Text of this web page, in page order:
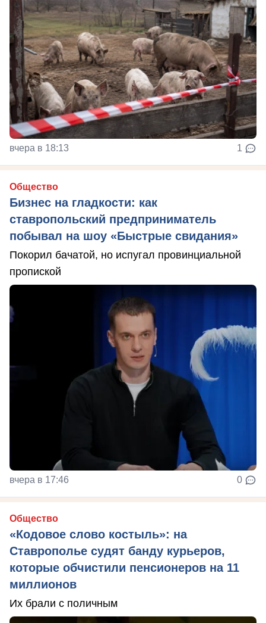
вчера в 18:13 1
Общество
Бизнес на гладкости: как
ставропольский предприниматель
побывал на шоу «Быстрые свидания»
Покорил бачатой, но испугал провинциальной
пропиской
вчера в 17:46 0
Общество
«Кодовое слово костыль»: на
Ставрополье судят банду курьеров,
которые обчистили пенсионеров на 11
миллионов
Их брали с поличным